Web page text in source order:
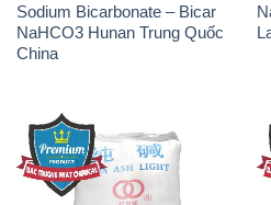
Sodium Bicarbonate – Bicar
NaHCO3 Hunan Trung Quốc
China